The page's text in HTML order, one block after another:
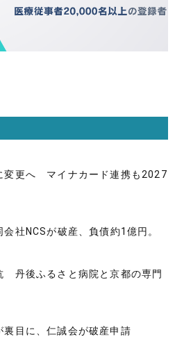
変更へ マイナカード連携も2027
社NCSが破産、負債約1億円。
丹後ふるさと病院と京都の専門
目に、仁誠会が破産申請